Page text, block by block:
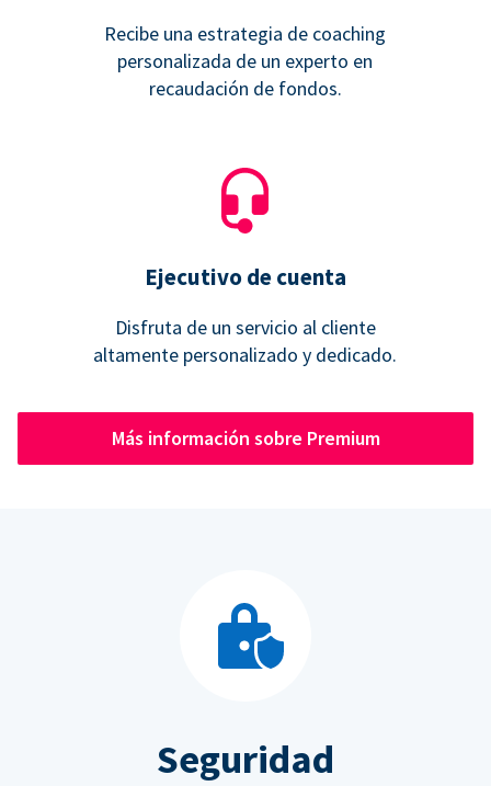
Recibe una estrategia de coaching
personalizada de un experto en
recaudación de fondos.
Ejecutivo de cuenta
Disfruta de un servicio al cliente
altamente personalizado y dedicado.
Más información sobre Premium
Seguridad